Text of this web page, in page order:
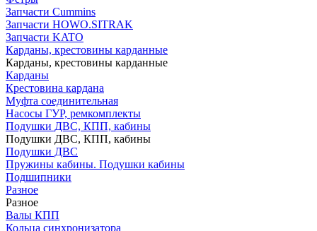
Запчасти Cummins
Запчасти HOWO.SITRAK
Запчасти KATO
Карданы, крестовины карданные
Карданы, крестовины карданные
Карданы
Крестовина кардана
Муфта соединительная
Насосы ГУР, ремкомплекты
Подушки ДВС, КПП, кабины
Подушки ДВС, КПП, кабины
Подушки ДВС
Пружины кабины. Подушки кабины
Подшипники
Разное
Разное
Валы КПП
Кольца синхронизатора